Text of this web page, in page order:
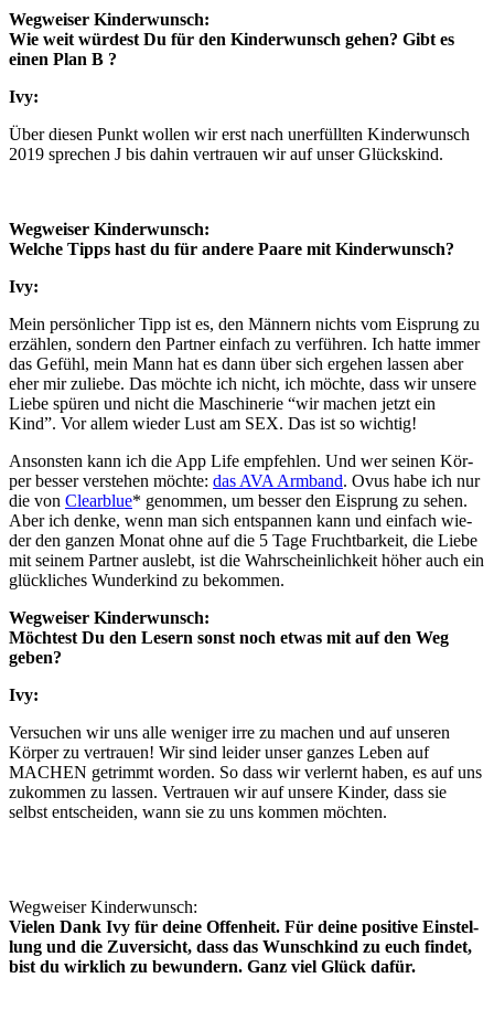
Weg­wei­ser Kin­der­wunsch:
Wie weit wür­dest Du für den Kin­der­wunsch gehen? Gibt es
einen Plan B ?
Ivy:
Über die­sen Punkt wol­len wir erst nach uner­füll­ten Kin­der­wunsch
2019 spre­chen J bis dahin ver­trau­en wir auf unser Glücks­kind.
Weg­wei­ser Kin­der­wunsch:
Wel­che Tipps hast du für ande­re Paa­re mit Kin­der­wunsch?
Ivy:
Mein per­sön­li­cher Tipp ist es, den Män­nern nichts vom Eisprung zu
erzäh­len, son­dern den Part­ner ein­fach zu ver­füh­ren. Ich hat­te immer
das Gefühl, mein Mann hat es dann über sich erge­hen las­sen aber
eher mir zulie­be. Das möch­te ich nicht, ich möch­te, dass wir unse­re
Lie­be spü­ren und nicht die Maschi­ne­rie “wir machen jetzt ein
Kind”. Vor allem wie­der Lust am SEX. Das ist so wich­tig!
Ansons­ten kann ich die App Life emp­feh­len. Und wer sei­nen Kör­
per bes­ser ver­ste­hen möch­te: das AVA Arm­band. Ovus habe ich nur
die von Cle­ar­blue* genom­men, um bes­ser den Eisprung zu sehen.
Aber ich den­ke, wenn man sich ent­span­nen kann und ein­fach wie­
der den gan­zen Monat ohne auf die 5 Tage Frucht­bar­keit, die Lie­be
mit sei­nem Part­ner aus­lebt, ist die Wahr­schein­lich­keit höher auch ein
glück­li­ches Wun­der­kind zu bekom­men.
Weg­wei­ser Kin­der­wunsch:
Möch­test Du den Lesern sonst noch etwas mit auf den Weg
geben?
Ivy:
Ver­su­chen wir uns alle weni­ger irre zu machen und auf unse­ren
Kör­per zu ver­trau­en! Wir sind lei­der unser gan­zes Leben auf
MACHEN getrimmt wor­den. So dass wir ver­lernt haben, es auf uns
zukom­men zu las­sen. Ver­trau­en wir auf unse­re Kin­der, dass sie
selbst ent­schei­den, wann sie zu uns kom­men möch­ten.
Weg­wei­ser Kin­der­wunsch:
Vie­len Dank Ivy für dei­ne Offen­heit. Für dei­ne posi­ti­ve Ein­stel­
lung und die Zuver­sicht, dass das Wunsch­kind zu euch fin­det,
bist du wirk­lich zu bewun­dern. Ganz viel Glück dafür.